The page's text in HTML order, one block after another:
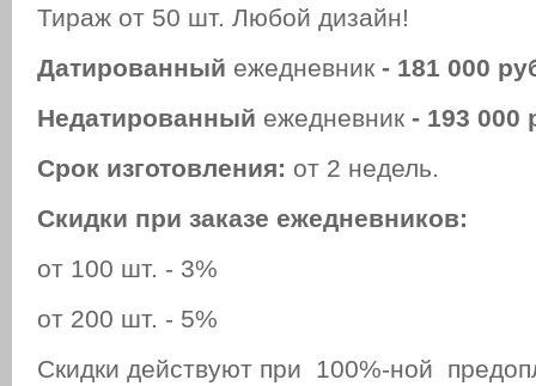
Тираж от 50 шт. Любой дизайн!
Датированный ежедневник - 181 000
Недатированный ежедневник - 193 000
Срок изготовления: от 2 недель.
Скидки при заказе ежедневников:
от 100 шт. - 3%
от 200 шт. - 5%
Скидки действуют при 100%-ной